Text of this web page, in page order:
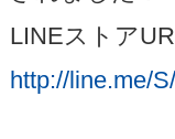
LINEストア
http://line.me/